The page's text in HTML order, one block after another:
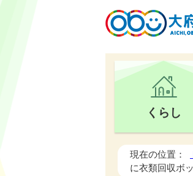
くらし
現在の位置：
に衣類回収ボ